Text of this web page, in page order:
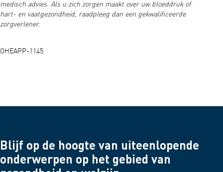
medisch advies. Als u zich zorgen maakt over uw bloeddruk of
hart- en vaatgezondheid, raadpleeg dan een gekwalificeerde
zorgverlener.
OHEAPP-1145
Blijf op de hoogte van uiteenlopende
onderwerpen op het gebied van